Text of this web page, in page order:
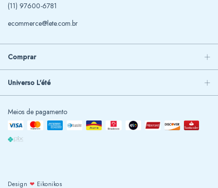
(11) 97600-6781
ecommerce@lete.com.br
Comprar
Universo L'été
Meios de pagamento
Design ❤ Eikonikos